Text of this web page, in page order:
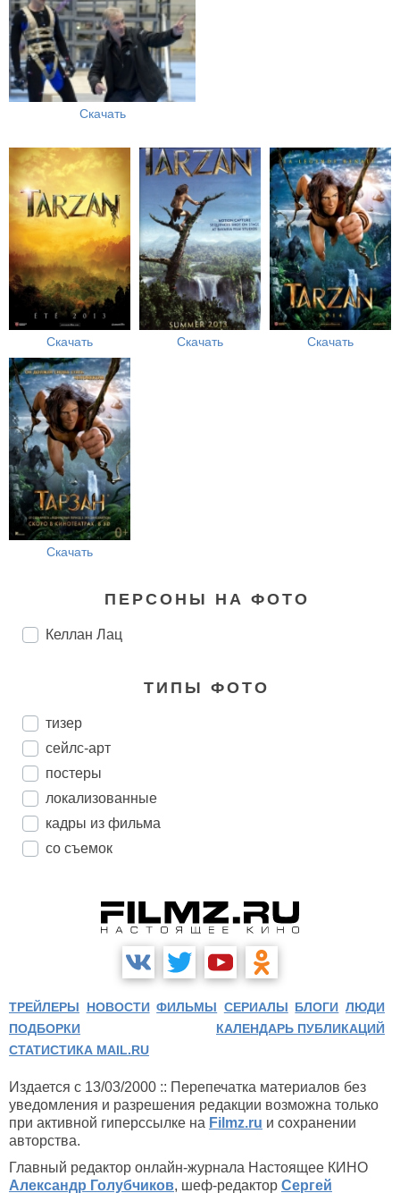
Скачать
Скачать Скачать Скачать
Скачать
ПЕРСОНЫ НА ФОТО
Келлан Лац
ТИПЫ ФОТО
тизер
сейлс-арт
постеры
локализованные
кадры из фильма
со съемок
ТРЕЙЛЕРЫ НОВОСТИ ФИЛЬМЫ СЕРИАЛЫ БЛОГИ ЛЮДИ
ПОДБОРКИ
КАЛЕНДАРЬ ПУБЛИКАЦИЙ
СТАТИСТИКА MAIL.RU
Издается с 13/03/2000 :: Перепечатка материалов без
уведомления и разрешения редакции возможна только
при активной гиперссылке на Filmz.ru и сохранении
авторства.
Главный редактор онлайн-журнала Настоящее КИНО
Александр Голубчиков, шеф-редактор Сергей